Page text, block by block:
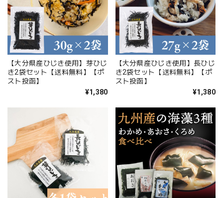
【大分県産ひじき使用】芽ひじ
き2袋セット【送料無料】【ポ
スト投函】
¥1,380
【大分県産ひじき使用】長ひじ
き2袋セット【送料無料】【ポ
スト投函】
¥1,380